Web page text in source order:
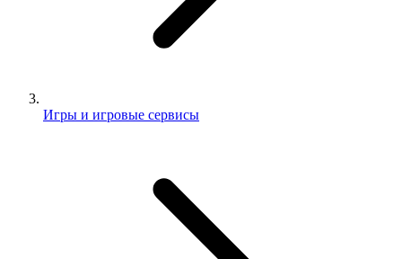
Игры и игровые сервисы